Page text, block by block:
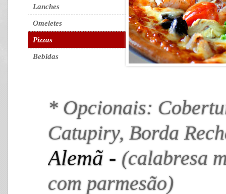
Lanches
Omeletes
Pizzas
Bebidas
* Opcionais:
Catupiry, Borda
Alemã - (calabresa
com parmesão)